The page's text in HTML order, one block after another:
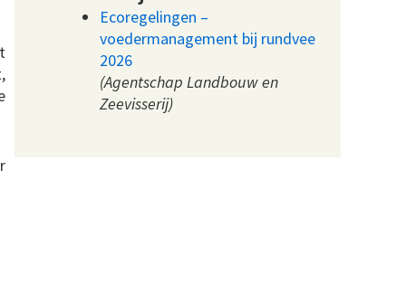
Ecoregelingen –
voedermanagement bij rundvee
2026
(Agentschap Landbouw en
Zeevisserij)